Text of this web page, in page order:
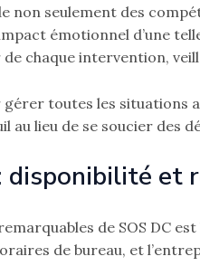
non seulement des
émotionnel d’une
chaque intervention,
toutes les situations
au lieu de se soucier des
et
de SOS DC
de bureau, et